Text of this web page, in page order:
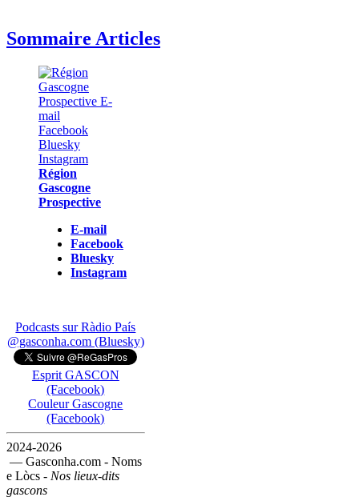
Sommaire Articles
Région
Gascogne
Prospective
E-mail
Facebook
Bluesky
Instagram
Podcasts sur Ràdio País
@gasconha.com (Bluesky)
Esprit GASCON
(Facebook)
Couleur Gascogne
(Facebook)
2024-2026
— Gasconha.com - Noms
e Lòcs - Nos lieux-dits
gascons